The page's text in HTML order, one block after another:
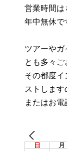
営業時間は
年中無休で
ツアーやガ
とも多々ご
その都度
ストします
またはお電
日 月